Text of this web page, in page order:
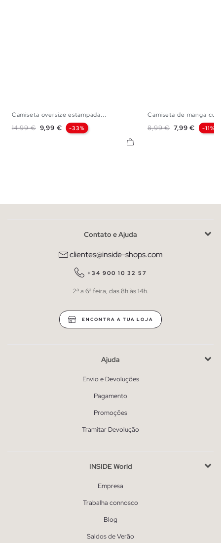
Camiseta oversize estampada...
Preço normal
14,99 € Preço
9,99 € -33%
Camiseta de manga
Preço normal
8,99 € Preço
7,99 € -11%
Contato e Ajuda
clientes@inside-shops.com
+34 900 10 32 57
2ª a 6ª feira, das 8h às 14h.
ENCONTRA A TUA LOJA
Ajuda
Envio e Devoluções
Pagamento
Promoções
Tramitar Devolução
INSIDE World
Empresa
Trabalha connosco
Blog
Saldos de Verão